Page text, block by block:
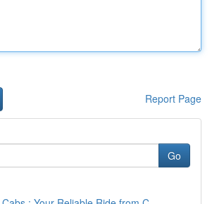
Report Page
Go